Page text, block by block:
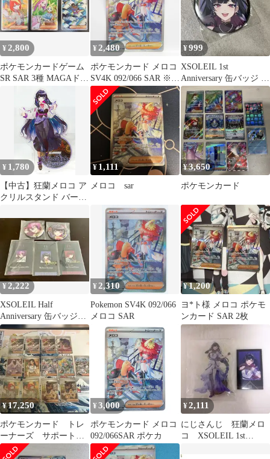
¥ 2,800
ポケモンカードゲーム
SR SAR 3種 MAGAドリ
ームex 他 ポケカ
¥2,480
ポケモンカード メロコ
SV4K 092/066 SAR ※中
古
¥999
XSOLEIL 1st
Anniversary 缶バッジ 狂
蘭メロコ
¥ 1,780
【中古】狂蘭メロコ ア
クリルスタンド バーチ
じ NIJISANJI EN
XSOLEIL Half
Anniversary
¥ 1,111
メロコ sar
¥3,650
ポケモンカード
¥2,222
XSOLEIL Half
Anniversary 缶バッジ
学生証
¥2,310
Pokemon SV4K 092/066
メロコ SAR
¥1,200
ヨ*ト様 メロコ ポケモ
ンカード SAR 2枚
¥17,250
ポケモンカード トレ
ーナーズ サポート
SAR/SR 13枚
¥ 3,000
ポケモンカード メロコ
092/066SAR ポケカ
¥2,111
にじさんじ 狂蘭メロ
コ XSOLEIL 1st